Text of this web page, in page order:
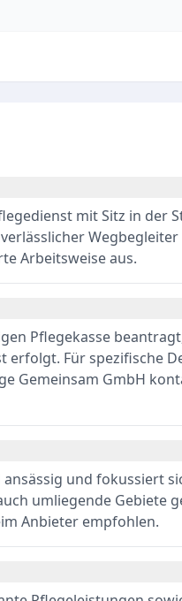
mit Sitz in der
Arbeitsweise aus.
Pflegekasse
erfolgt. Für spezifische
Gemeinsam GmbH
und fokussiert
umliegende Gebiete
Anbieter empfohlen.